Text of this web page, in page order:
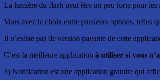
La lumière du flash peut être un peu forte pour
Vous avez le choix entre plusieurs options, telles
Il n’existe pas de version payante de cette
C’est la meilleure application à utiliser si vous
3) Notification est une application gratuite qui